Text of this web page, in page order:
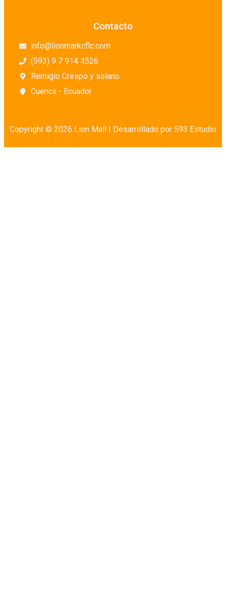
Contacto
info@lionmarkcflc.com
(593) 9 7 914 4526
Remigio Crespo y solano
Cuenca - Ecuador
Copyright © 2026 Lion Mall | Desarrollado por 593 Estudio